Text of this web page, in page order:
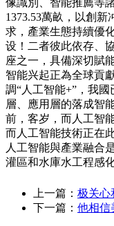
像識別、智能推薦等
1373.53萬畝，以創
求，產業生態持續優
设！二者彼此依存、
座之一，具備深切賦
智能兴起正為全球貢
調“人工智能+”，我
層、應用層的落成智
前，客岁，而人工智
而人工智能技術正在
人工智能與產業融合
灌區和水庫水工程感
上一篇： 极关心
下一篇： 他相信